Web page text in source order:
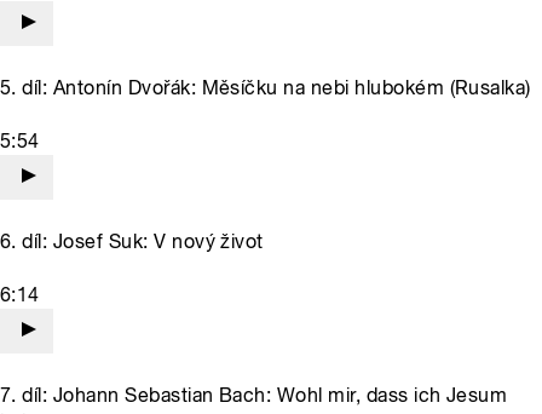
5. díl: Antonín Dvořák: Měsíčku na nebi hlubokém (Rusalka)
5:54
6. díl: Josef Suk: V nový život
6:14
7. díl: Johann Sebastian Bach: Wohl mir, dass ich Jesum